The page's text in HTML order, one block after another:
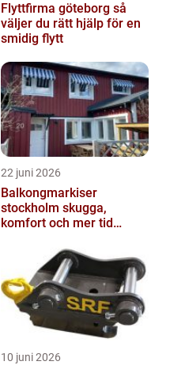
Flyttfirma göteborg så
väljer du rätt hjälp för en
smidig flytt
22 juni 2026
Balkongmarkiser
stockholm skugga,
komfort och mer tid
10 juni 2026